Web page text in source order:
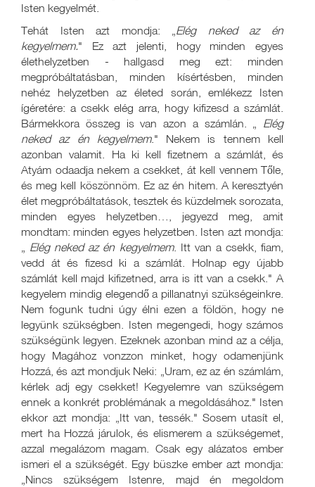
Isten kegyelmét.
Tehát Isten azt mondja: „Elég neked az én
kegyelmem." Ez azt jelenti, hogy minden egyes
élethelyzetben - hallgasd meg ezt: minden
megpróbáltatásban, minden kísértésben, minden
nehéz helyzetben az életed során, emlékezz Isten
ígéretére: a csekk elég arra, hogy kifizesd a számlát.
Bármekkora összeg is van azon a számlán. „ Elég
neked az én kegyelmem." Nekem is tennem kell
azonban valamit. Ha ki kell fizetnem a számlát, és
Atyám odaadja nekem a csekket, át kell vennem Tőle,
és meg kell köszönnöm. Ez az én hitem. A keresztyén
élet megpróbáltatások, tesztek és küzdelmek sorozata,
minden egyes helyzetben…, jegyezd meg, amit
mondtam: minden egyes helyzetben. Isten azt mondja:
„ Elég neked az én kegyelmem. Itt van a csekk, fiam,
vedd át és fizesd ki a számlát. Holnap egy újabb
számlát kell majd kifizetned, arra is itt van a csekk." A
kegyelem mindig elegendő a pillanatnyi szükségeinkre.
Nem fogunk tudni úgy élni ezen a földön, hogy ne
legyünk szükségben. Isten megengedi, hogy számos
szükségünk legyen. Ezeknek azonban mind az a célja,
hogy Magához vonzzon minket, hogy odamenjünk
Hozzá, és azt mondjuk Neki: „Uram, ez az én számlám,
kérlek adj egy csekket! Kegyelemre van szükségem
ennek a konkrét problémának a megoldásához." Isten
ekkor azt mondja: „Itt van, tessék." Sosem utasít el,
mert ha Hozzá járulok, és elismerem a szükségemet,
azzal megalázom magam. Csak egy alázatos ember
ismeri el a szükségét. Egy büszke ember azt mondja:
„Nincs szükségem Istenre, majd én megoldom